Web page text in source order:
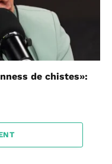
de chistes»: